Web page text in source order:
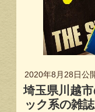
2020年8月28日公
埼玉県川越
ック系の雑